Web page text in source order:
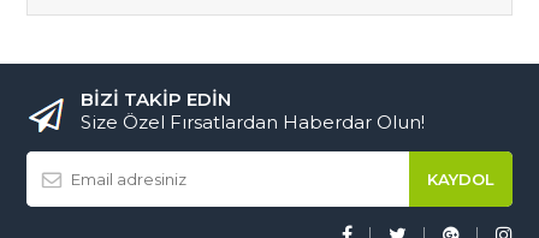
BİZİ TAKİP EDİN
Size Özel Fırsatlardan Haberdar Olun!